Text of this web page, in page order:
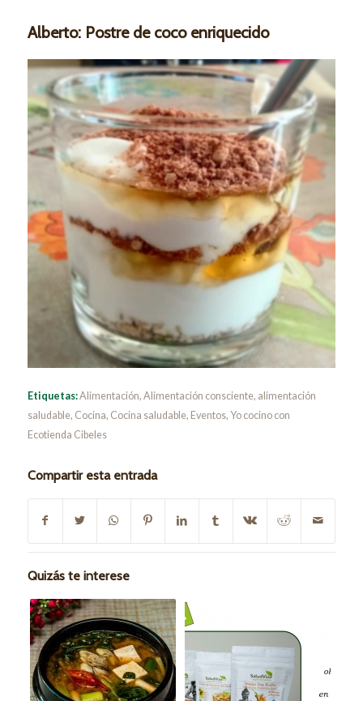
Alberto: Postre de coco enriquecido
Etiquetas:Alimentación, Alimentación consciente, alimentación
saludable, Cocina, Cocina saludable, Eventos, Yo cocino con
Ecotienda Cibeles
Compartir esta entrada
Quizás te interese